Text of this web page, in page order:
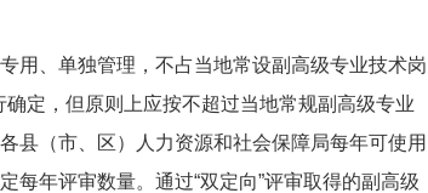
用、单独管理，不占当地常设副高级专业技术岗
定，但原则上应按不超过当地常规副高级专业
县（市、区）人力资源和社会保障局每年可使用
每年评审数量。通过“双定向”评审取得的副高级